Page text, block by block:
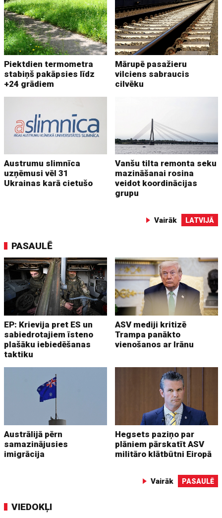
Piektdien termometra
stabiņš pakāpsies līdz
+24 grādiem
Mārupē pasažieru
vilciens sabraucis
cilvēku
Austrumu slimnīca
uzņēmusi vēl 31
Ukrainas karā cietušo
Vanšu tilta remonta seku
mazināšanai rosina
veidot koordinācijas
grupu
Vairāk LATVIJĀ
PASAULĒ
EP: Krievija pret ES un
sabiedrotajiem īsteno
plašāku iebiedēšanas
taktiku
ASV mediji kritizē
Trampa panākto
vienošanos ar Irānu
Austrālijā pērn
samazinājusies
imigrācija
Hegsets paziņo par
plāniem pārskatīt ASV
militāro klātbūtni Eiropā
Vairāk PASAULĒ
VIEDOKĻI